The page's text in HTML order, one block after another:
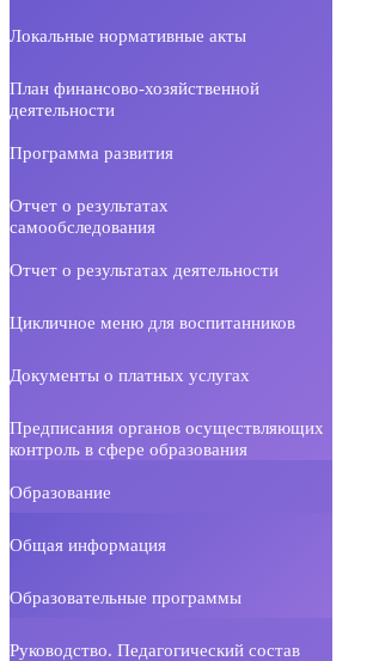
Локальные нормативные акты
План финансово-хозяйственной
деятельности
Программа развития
Отчет о результатах
самообследования
Отчет о результатах деятельности
Цикличное меню для воспитанников
Документы о платных услугах
Предписания органов осуществляющих
контроль в сфере образования
Образование
Общая информация
Образовательные программы
Руководство. Педагогический состав